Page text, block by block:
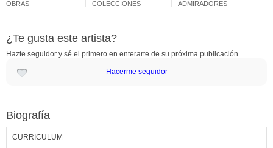
OBRAS COLECCIONES ADMIRADORES
¿Te gusta este artista?
Hazte seguidor y sé el primero en enterarte de su próxima publicación
Hacerme seguidor
Biografía
CURRICULUM